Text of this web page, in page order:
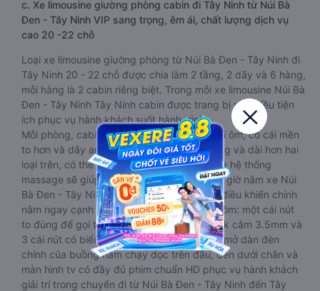
c. Xe limousine giường phòng cabin đi Tây Ninh từ Núi Bà
Đen - Tây Ninh VIP sang trọng, êm ái, chất lượng dịch vụ
cao 20 -22 chỗ
Loại xe limousine giường phòng từ Núi Bà Đen - Tây Ninh đi
Tây Ninh 20 - 22 chỗ được chia làm 2 tầng, 2 dãy và 6 hàng,
mỗi hàng là 2 cabin riêng biệt. Trong mỗi xe limousine Núi Bà
Đen - Tây Ninh Tây Ninh cabin được trang bị rất nhiều tiện
ích phục vụ hành khách suốt hành trình.
Mỗi phòng, cabin đều có gối nằm rời, có gối ôm, có cái mền
to hơn và dây an toàn seat belt. Giường rộng và dài hơn hai
loại trên, có thể lăn lộn thoải mái. Đặc biệt là hệ thống
massage sẽ giúp bạn thư giãn trong những giờ nằm xe Núi
Bà Đen - Tây Ninh đến Tây Ninh dài. Bảng điều khiển chính
nằm ngay cạnh đầu để tiện tay tuỳ chỉnh gồm: một cái nút
to đùng để gọi tiếp viên, 2 cổng USB , 1 jack cắm 3.5mm và
3 cái nút có biểu tượng nguồn dùng để tắt/mở dàn đèn
chính của buồng nằm chạy dọc trên đầu, đèn dưới chân và
màn hình tv có đầy đủ phim chuẩn HD phục vụ hành khách
giải trí trong chuyến đi từ Núi Bà Đen - Tây Ninh đến Tây